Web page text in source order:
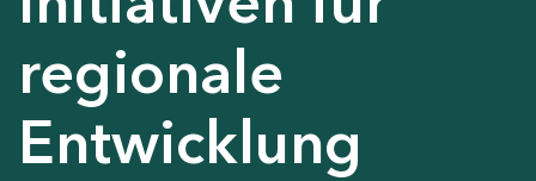
regionale
Entwicklung